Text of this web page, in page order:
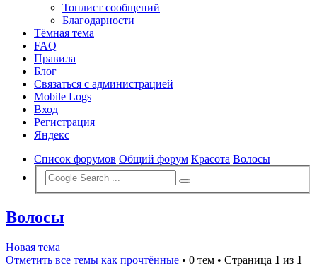
Топлист сообщений
Благодарности
Тёмная тема
FAQ
Правила
Блог
Связаться с администрацией
Mobile Logs
Вход
Регистрация
Яндекс
Список форумов Общий форум Красота Волосы
Волосы
Новая тема
Отметить все темы как прочтённые • 0 тем • Страница 1 из 1